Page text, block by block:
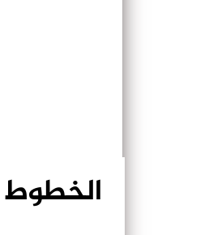
الخطوط